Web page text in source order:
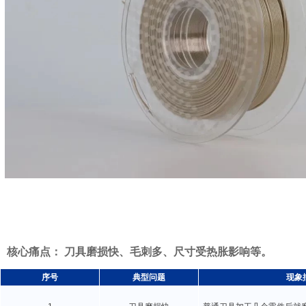
核心痛点： 刀具磨损快、毛刺多、尺寸受热胀影响等。
序号 典型问题 现象